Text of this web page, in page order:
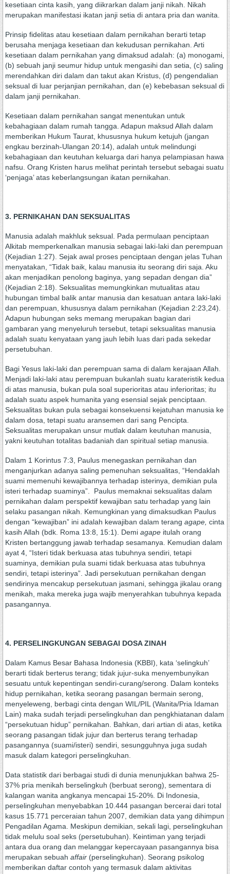
kesetiaan cinta kasih, yang diikrarkan dalam janji nikah. Nikah
merupakan manifestasi ikatan janji setia di antara pria dan wanita.
Prinsip fidelitas atau kesetiaan dalam pernikahan berarti tetap
berusaha menjaga kesetiaan dan kekudusan pernikahan. Arti
kesetiaan dalam pernikahan yang dimaksud adalah: (a) monogami,
(b) sebuah janji seumur hidup untuk mengasihi dan setia, (c) saling
merendahkan diri dalam dan takut akan Kristus, (d) pengendalian
seksual di luar perjanjian pernikahan, dan (e) kebebasan seksual di
dalam janji pernikahan.
Kesetiaan dalam pernikahan sangat menentukan untuk
kebahagiaan dalam rumah tangga. Adapun maksud Allah dalam
memberikan Hukum Taurat, khususnya hukum ketujuh (jangan
engkau berzinah-Ulangan 20:14), adalah untuk melindungi
kebahagiaan dan keutuhan keluarga dari hanya pelampiasan hawa
nafsu. Orang Kristen harus melihat perintah tersebut sebagai suatu
‘penjaga’ atas keberlangsungan ikatan pernikahan.
3. PERNIKAHAN DAN SEKSUALITAS
Manusia adalah makhluk seksual. Pada permulaan penciptaan
Alkitab memperkenalkan manusia sebagai laki-laki dan perempuan
(Kejadian 1:27). Sejak awal proses penciptaan dengan jelas Tuhan
menyatakan, “Tidak baik, kalau manusia itu seorang diri saja. Aku
akan menjadikan penolong baginya, yang sepadan dengan dia”
(Kejadian 2:18). Seksualitas memungkinkan mutualitas atau
hubungan timbal balik antar manusia dan kesatuan antara laki-laki
dan perempuan, khususnya dalam pernikahan (Kejadian 2:23,24).
Adapun hubungan seks memang merupakan bagian dari
gambaran yang menyeluruh tersebut, tetapi seksualitas manusia
adalah suatu kenyataan yang jauh lebih luas dari pada sekedar
persetubuhan.
Bagi Yesus laki-laki dan perempuan sama di dalam kerajaan Allah.
Menjadi laki-laki atau perempuan bukanlah suatu karateristik kedua
di atas manusia, bukan pula soal superioritas atau inferioritas; itu
adalah suatu aspek humanita yang esensial sejak penciptaan.
Seksualitas bukan pula sebagai konsekuensi kejatuhan manusia ke
dalam dosa, tetapi suatu aransemen dari sang Pencipta.
Seksualitas merupakan unsur mutlak dalam keutuhan manusia,
yakni keutuhan totalitas badaniah dan spiritual setiap manusia.
Dalam 1 Korintus 7:3, Paulus menegaskan pernikahan dan
menganjurkan adanya saling pemenuhan seksualitas, “Hendaklah
suami memenuhi kewajibannya terhadap isterinya, demikian pula
isteri terhadap suaminya”. Paulus memaknai seksualitas dalam
pernikahan dalam perspektif kewajiban satu terhadap yang lain
selaku pasangan nikah. Kemungkinan yang dimaksudkan Paulus
dengan “kewajiban” ini adalah kewajiban dalam terang agape, cinta
kasih Allah (bdk. Roma 13:8, 15:1). Demi agape itulah orang
Kristen bertanggung jawab terhadap sesamanya. Kemudian dalam
ayat 4, “Isteri tidak berkuasa atas tubuhnya sendiri, tetapi
suaminya, demikian pula suami tidak berkuasa atas tubuhnya
sendiri, tetapi isterinya”. Jadi persekutuan pernikahan dengan
sendirinya mencakup persekutuan jasmani, sehingga jikalau orang
menikah, maka mereka juga wajib menyerahkan tubuhnya kepada
pasangannya.
4. PERSELINGKUNGAN SEBAGAI DOSA ZINAH
Dalam Kamus Besar Bahasa Indonesia (KBBI), kata ‘selingkuh’
berarti tidak berterus terang; tidak jujur-suka menyembunyikan
sesuatu untuk kepentingan sendiri-curang/serong. Dalam konteks
hidup pernikahan, ketika seorang pasangan bermain serong,
menyeleweng, berbagi cinta dengan WIL/PIL (Wanita/Pria Idaman
Lain) maka sudah terjadi perselingkuhan dan pengkhiatanan dalam
“persekutuan hidup” pernikahan. Bahkan, dari artian di atas, ketika
seorang pasangan tidak jujur dan berterus terang terhadap
pasangannya (suami/isteri) sendiri, sesungguhnya juga sudah
masuk dalam kategori perselingkuhan.
Data statistik dari berbagai studi di dunia menunjukkan bahwa 25-
37% pria menikah berselingkuh (berbuat serong), sementara di
kalangan wanita angkanya mencapai 15-20%. Di Indonesia,
perselingkuhan menyebabkan 10.444 pasangan bercerai dari total
kasus 15.771 perceraian tahun 2007, demikian data yang dihimpun
Pengadilan Agama. Meskipun demikian, sekali lagi, perselingkuhan
tidak melulu soal seks (persetubuhan). Keintiman yang terjadi
antara dua orang dan melanggar kepercayaan pasangannya bisa
merupakan sebuah affair (perselingkuhan). Seorang psikolog
memberikan daftar contoh yang termasuk dalam aktivitas